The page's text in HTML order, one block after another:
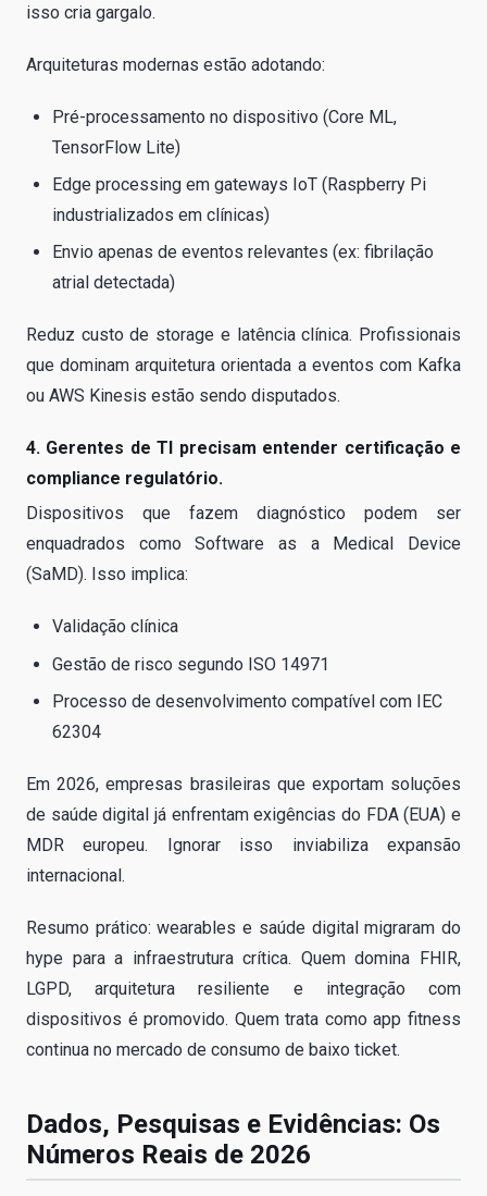
isso cria gargalo.
Arquiteturas modernas estão adotando:
Pré-processamento no dispositivo (Core ML,
TensorFlow Lite)
Edge processing em gateways IoT (Raspberry Pi
industrializados em clínicas)
Envio apenas de eventos relevantes (ex: fibrilação
atrial detectada)
Reduz custo de storage e latência clínica. Profissionais
que dominam arquitetura orientada a eventos com Kafka
ou AWS Kinesis estão sendo disputados.
4. Gerentes de TI precisam entender certificação e
compliance regulatório.
Dispositivos que fazem diagnóstico podem ser
enquadrados como Software as a Medical Device
(SaMD). Isso implica:
Validação clínica
Gestão de risco segundo ISO 14971
Processo de desenvolvimento compatível com IEC
62304
Em 2026, empresas brasileiras que exportam soluções
de saúde digital já enfrentam exigências do FDA (EUA) e
MDR europeu. Ignorar isso inviabiliza expansão
internacional.
Resumo prático: wearables e saúde digital migraram do
hype para a infraestrutura crítica. Quem domina FHIR,
LGPD, arquitetura resiliente e integração com
dispositivos é promovido. Quem trata como app fitness
continua no mercado de consumo de baixo ticket.
Dados, Pesquisas e Evidências: Os
Números Reais de 2026